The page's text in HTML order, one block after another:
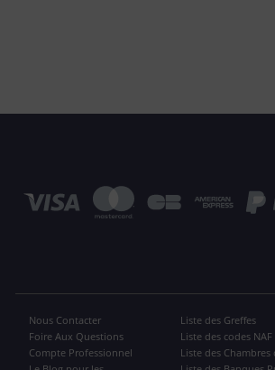
Nous Contacter
Foire Aux Questions
Compte Professionnel
Liste des Greffes
Liste des codes NAF
Liste des